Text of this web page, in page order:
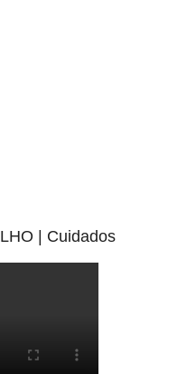
| Cuidados